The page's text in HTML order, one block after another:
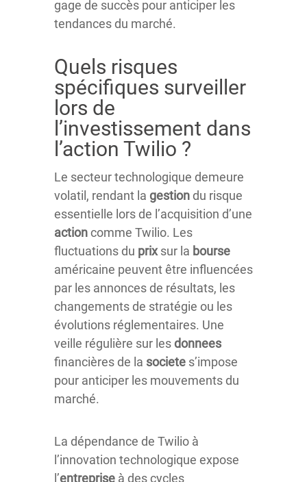
gage de succès pour anticiper les
tendances du marché.
Quels risques
spécifiques surveiller
lors de
l’investissement dans
l’action Twilio ?
Le secteur technologique demeure
volatil, rendant la gestion du risque
essentielle lors de l’acquisition d’une
actioncomme Twilio. Les
fluctuations du prixsur la bourse
américaine peuvent être influencées
par les annonces de résultats, les
changements de stratégie ou les
évolutions réglementaires. Une
veille régulière sur lesdonnees
financières de la societe s’impose
pour anticiper les mouvements du
marché.
La dépendance de Twilio à
l’innovation technologique expose
l’entreprise à des cycles